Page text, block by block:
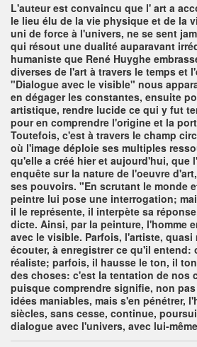
L'auteur est convaincu que l' art a
le lieu élu de la vie physique et de la
uni de force à l'univers, ne se sent
qui résout une dualité auparavant
humaniste que René Huyghe
diverses de l'art à travers le temps et
"Dialogue avec le visible" nous
en dégager les constantes, ensuite
artistique, rendre lucide ce qui y fut
pour en comprendre l'origine et la
Toutefois, c'est à travers le champ
où l'image déploie ses multiples
qu'elle a créé hier et aujourd'hui, que
enquête sur la nature de l'oeuvre
ses pouvoirs. "En scrutant le monde
peintre lui pose une interrogation;
il le représente, il interpète sa
dicte. Ainsi, par la peinture, l'homme
avec le visible. Parfois, l'artiste, quasi
écouter, à enregistrer ce qu'il entend:
réaliste; parfois, il hausse le ton, il
des choses: c'est la tentation de nos
puisque comprendre signifie, non
idées maniables, mais s'en pénétrer,
siècles, sans cesse, continue,
dialogue avec l'univers, avec lui-